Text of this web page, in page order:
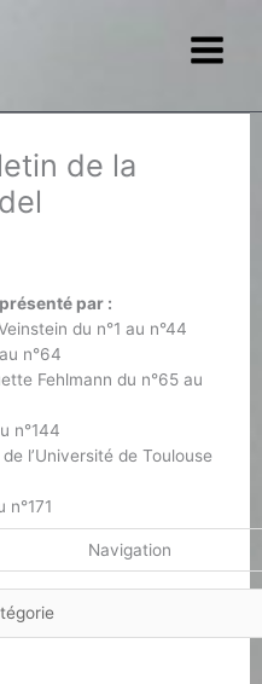
de la
par :
du n°1 au n°44
n°64
Fehlmann du n°65 au
n°144
l’Université de Toulouse
Navigation